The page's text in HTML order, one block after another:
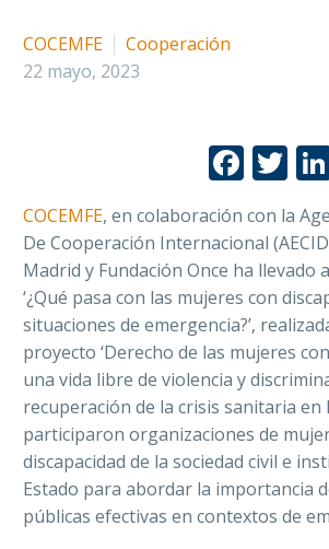
COCEMFE
Cooperación
22 mayo, 2023
COCEMFE, en colaboración con la
De Cooperación Internacional
Madrid y Fundación Once ha llevado
‘¿Qué pasa con las mujeres con
situaciones de emergencia?’,
proyecto ‘Derecho de las mujeres
una vida libre de violencia y
recuperación de la crisis sanitaria en
participaron organizaciones de
discapacidad de la sociedad civil e
Estado para abordar la importancia
públicas efectivas en contextos de